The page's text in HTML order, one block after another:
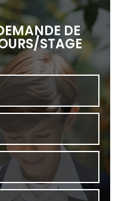
DE
STAGE